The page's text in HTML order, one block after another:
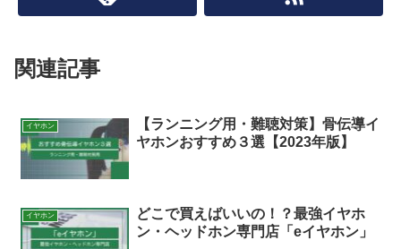
関連記事
イヤホン
【ランニング用・難聴対策】骨伝導イ
ヤホンおすすめ３選【2023年版】
イヤホン
どこで買えばいいの！？最強イヤホ
ン・ヘッドホン専門店「eイヤホン」